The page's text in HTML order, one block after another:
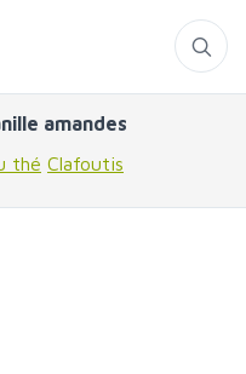
amandes
thé Clafoutis